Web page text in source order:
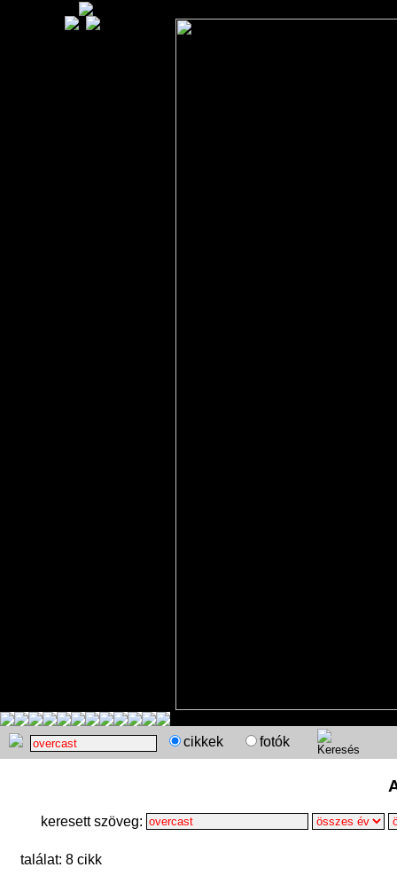
cikkek fotók
keresett szöveg:
találat: 8 cikk